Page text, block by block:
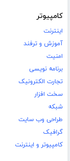
کامپیوتر
اینترنت
آموزش و ترفند
امنیت
برنامه نویسی
تجارت الکترونیک
سخت افزار
شبکه
طراحی وب سایت
گرافیک
کامپیوتر و اینترنت